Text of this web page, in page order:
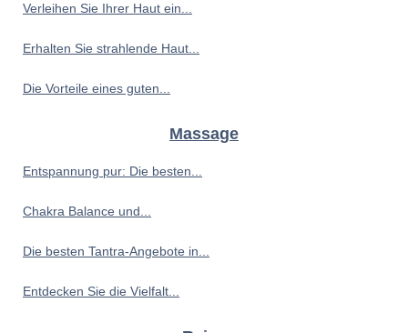
Verleihen Sie Ihrer Haut ein...
Erhalten Sie strahlende Haut...
Die Vorteile eines guten...
Massage
Entspannung pur: Die besten...
Chakra Balance und...
Die besten Tantra-Angebote in...
Entdecken Sie die Vielfalt...